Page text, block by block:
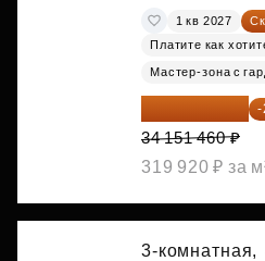
1 кв 2027
Платите как
Мастер-зона с
27 321 168 ₽ -
34 151 460 ₽
319 920 ₽ за
3-комнатная,